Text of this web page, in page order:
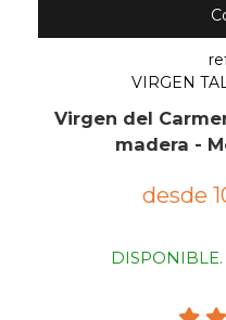
VIRGEN
Virgen del
madera -
desde